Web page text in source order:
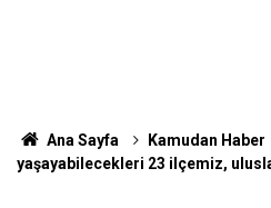
Ana Sayfa Kamudan Haber
yaşayabilecekleri 23 ilçemiz,